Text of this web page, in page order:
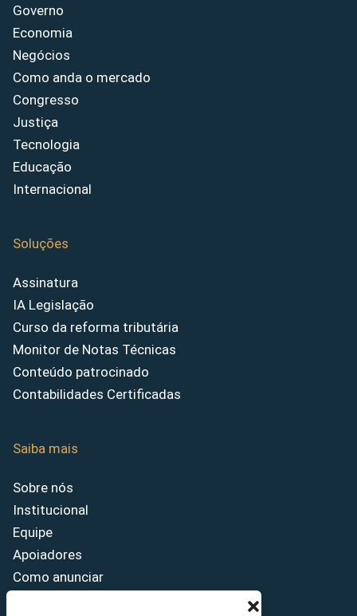
Governo
Economia
Negócios
Como anda o mercado
Congresso
Justiça
Tecnologia
Educação
Internacional
Soluções
Assinatura
IA Legislação
Curso da reforma tributária
Monitor de Notas Técnicas
Conteúdo patrocinado
Contabilidades Certificadas
Saiba mais
Sobre nós
Institucional
Equipe
Apoiadores
Como anunciar